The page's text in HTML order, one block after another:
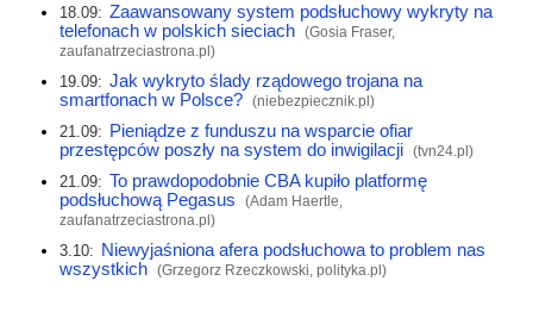
18.09: Zaawansowany system podsłuchowy wykryty na
telefonach w polskich sieciach (Gosia Fraser,
zaufanatrzeciastrona.pl)
19.09: Jak wykryto ślady rządowego trojana na
smartfonach w Polsce? (niebezpiecznik.pl)
21.09: Pieniądze z funduszu na wsparcie ofiar
przestępców poszły na system do inwigilacji (tvn24.pl)
21.09: To prawdopodobnie CBA kupiło platformę
podsłuchową Pegasus
(Adam Haertle,
zaufanatrzeciastrona.pl)
3.10: Niewyjaśniona afera podsłuchowa to problem nas
wszystkich (Grzegorz Rzeczkowski, polityka.pl)